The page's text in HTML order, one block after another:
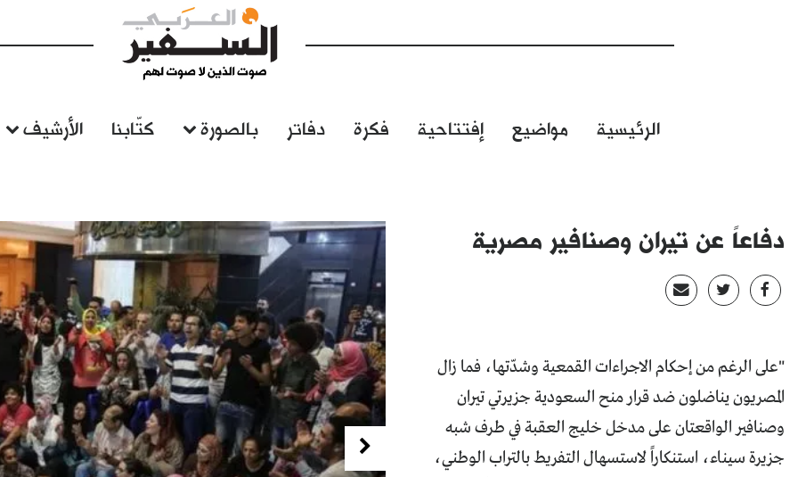
الرئيسية مواضيع إفتتاحية فكرة دفاتر بالصورة كتّابنا الأرشيف
دفاعاً عن تيران وصنافير مصرية
"على الرغم من إحكام الاجراءات القمعية وشدّتها، فما زال
المصريون يناضلون ضد قرار منح السعودية جزيرتي تيران
وصنافير الواقعتان على مدخل خليج العقبة في طرف شبه
جزيرة سيناء، استنكاراً لاستسهال التفريط بالتراب الوطني،
Previous